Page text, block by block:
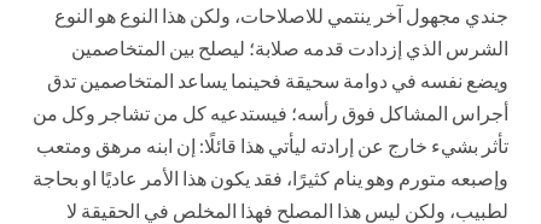
جندي مجهول آخر ينتمي للاصلاحات، ولكن هذا النوع هو النوع
الشرس الذي إزدادت قدمه صلابة؛ ليصلح بين المتخاصمين
ويضع نفسه في دوامة سحيقة فحينما يساعد المتخاصمين تدق
أجراس المشاكل فوق رأسه؛ فيستدعيه كل من تشاجر وكل من
تأثر بشيء خارج عن إرادته ليأتي هذا قائلًا: إن ابنه مرهق ومتعب
وإصبعه متورم وهو ينام كثيرًا، فقد يكون هذا الأمر عاديًا او بحاجة
لطبيب، ولكن ليس هذا المصلح فهذا المخلص في الحقيقة لا